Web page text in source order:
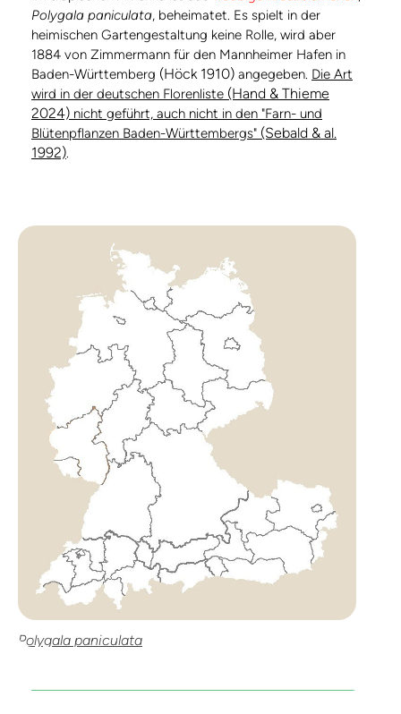
Polygala paniculata, beheimatet. Es spielt in der
heimischen Gartengestaltung keine Rolle, wird aber
1884 von Zimmermann für den Mannheimer Hafen in
Baden-Württemberg (Höck 1910) angegeben. Die Art
wird in der deutschen Florenliste (Hand & Thieme
2024) nicht geführt, auch nicht in den "Farn- und
Blütenpflanzen Baden-Württembergs" (Sebald & al.
1992)
Polygala paniculata